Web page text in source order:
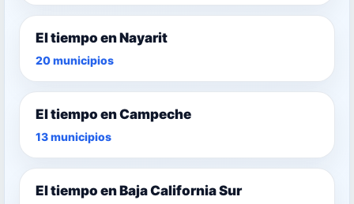
El tiempo en Nayarit
20 municipios
El tiempo en Campeche
13 municipios
El tiempo en Baja California Sur